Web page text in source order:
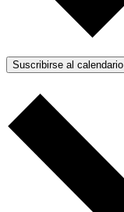
Suscribirse al calendario